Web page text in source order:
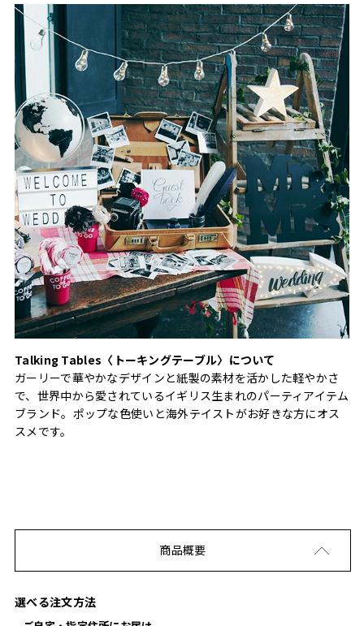
Talking Tables〈トーキングテーブル〉について
ガーリーで華やかなデザインと紙製の素材を活かした軽やかさ
で、世界中から愛されているイギリス生まれのパーティアイテム
ブランド。ポップな色使いと海外テイストがお好きな方にオス
スメです。
商品概要
選べる注文方法